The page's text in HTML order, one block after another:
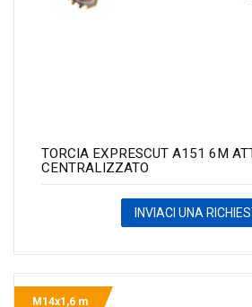
TORCIA EXPRESCUT A151 6M
CENTRALIZZATO
INVIACI UNA
M14x1,6 m